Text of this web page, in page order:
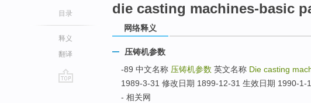
目录
释义
翻译
die casting machines-basic
网络释义
压铸机参数
-89 中文名称 压铸机参数 英文名称 Die casting
1989-3-31 修改日期 1899-12-31 生效日期 1990-
- 相关网